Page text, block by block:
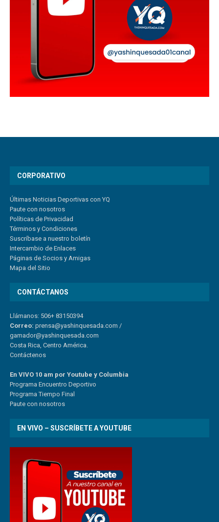
CORPORATIVO
Últimas Noticias Deportivas con YQ
Paute con nosotros
Políticas de Privacidad
Términos y Condiciones
Suscríbase a nuestro boletín
Intercambio de Enlaces
Páginas de Socios y Amigas
Mapa del Sitio
CONTÁCTANOS
Llámanos: 506+ 83150394
Correo: prensa@yashinquesada.com /
gamador@yashinquesada.com
Costa Rica, Centro América.
Contáctenos
En VIVO 10 am por Youtube y Columbia
Programa Encuentro Deportivo
Programa Tiempo Final
Paute con nosotros
EN VIVO – SUSCRÍBETE A YOUTUBE